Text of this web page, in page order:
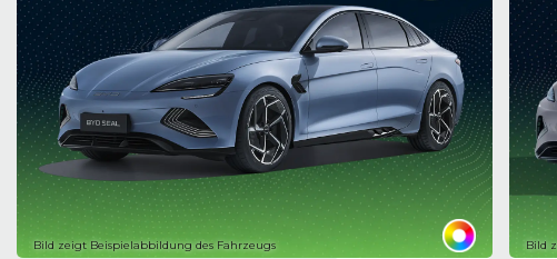
Bild zeigt Beispielabbildung des Fahrzeugs Bild